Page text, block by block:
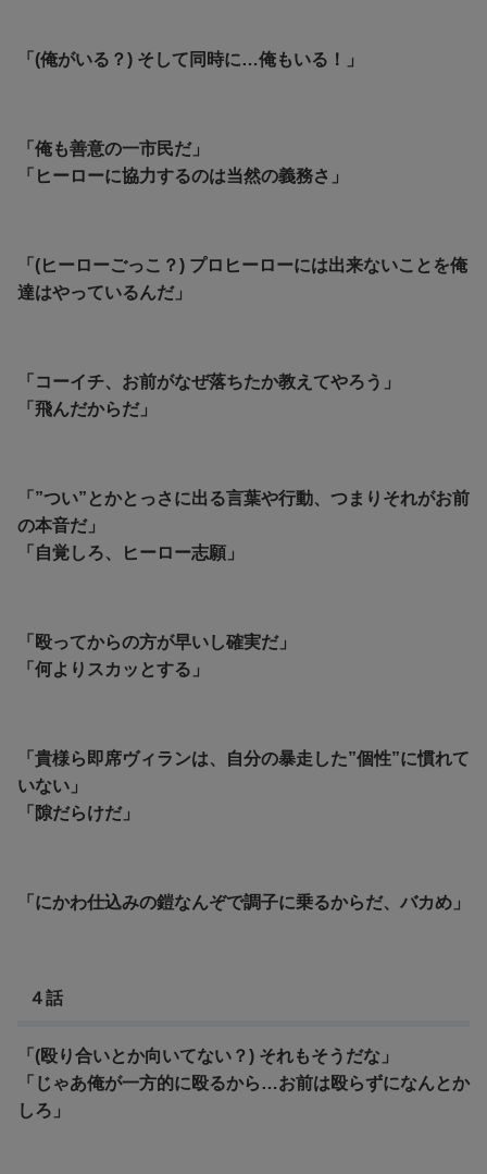
「(俺がいる？) そして同時に…俺もいる！」
「俺も善意の一市民だ」
「ヒーローに協力するのは当然の義務さ」
「(ヒーローごっこ？) プロヒーローには出来ないことを俺
達はやっているんだ」
「コーイチ、お前がなぜ落ちたか教えてやろう」
「飛んだからだ」
「”つい”とかとっさに出る言葉や行動、つまりそれがお前
の本音だ」
「自覚しろ、ヒーロー志願」
「殴ってからの方が早いし確実だ」
「何よりスカッとする」
「貴様ら即席ヴィランは、自分の暴走した”個性”に慣れて
いない」
「隙だらけだ」
「にかわ仕込みの鎧なんぞで調子に乗るからだ、バカめ」
４話
「(殴り合いとか向いてない？) それもそうだな」
「じゃあ俺が一方的に殴るから…お前は殴らずになんとか
しろ」